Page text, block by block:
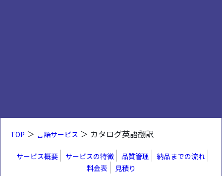
TOP ＞ 言語サービス ＞ カタログ英語翻訳
サービス概要 サービスの特徴 品質管理
納品までの流れ
料金表
見積り